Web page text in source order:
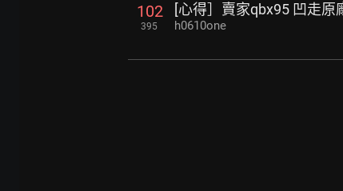
102
395
[心得］賣家qbx95 凹走原
h0610one